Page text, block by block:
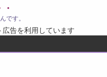
です。
告を利用しています